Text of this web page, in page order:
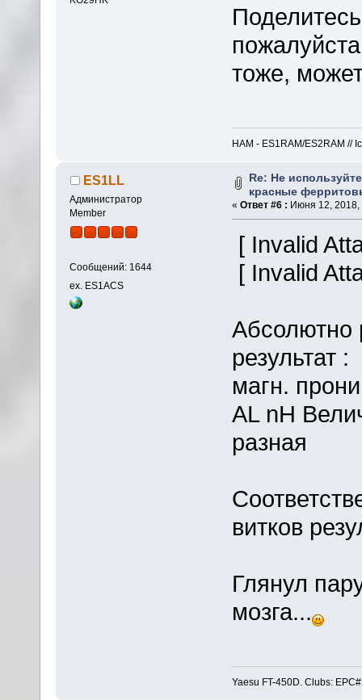
тоже,
HAM - ES1RAM/ES2RAM //
ES1LL
Администратор
Member
Сообщений: 1644
ex. ES1ACS
Re: Не
красные
« Ответ #6 : Июня 12, 2018,
[ Invalid
[ Invalid
Абсолютно
результат :
магн.
AL nH
разная
витков
Глянул
мозга...
Yaesu FT-450D. Clubs: